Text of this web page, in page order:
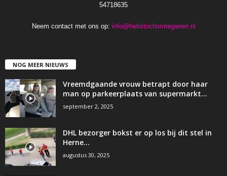
54718635
Neem contact met ons op: info@hetistochomtegieren.nl
NOG MEER NIEUWS
Vreemdgaande vrouw betrapt door haar
man op parkeerplaats van supermarkt…
september 2, 2025
DHL bezorger bokst er op los bij dit stel in
Herne…
augustus 30, 2025